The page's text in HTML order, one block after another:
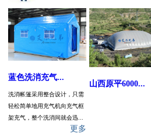
蓝色洗消充气...
洗消帐篷采用整合设计，只需
轻松简单地用充气机向充气框
架充气，整个洗消间就会迅...
更多
山西原平6000...